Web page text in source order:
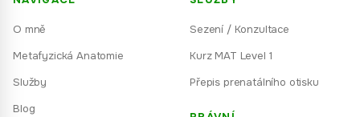
O mně
Metafyzická Anatomie
Služby
Blog
Sezení / Konzultace
Kurz MAT Level 1
Přepis prenatálního otisku